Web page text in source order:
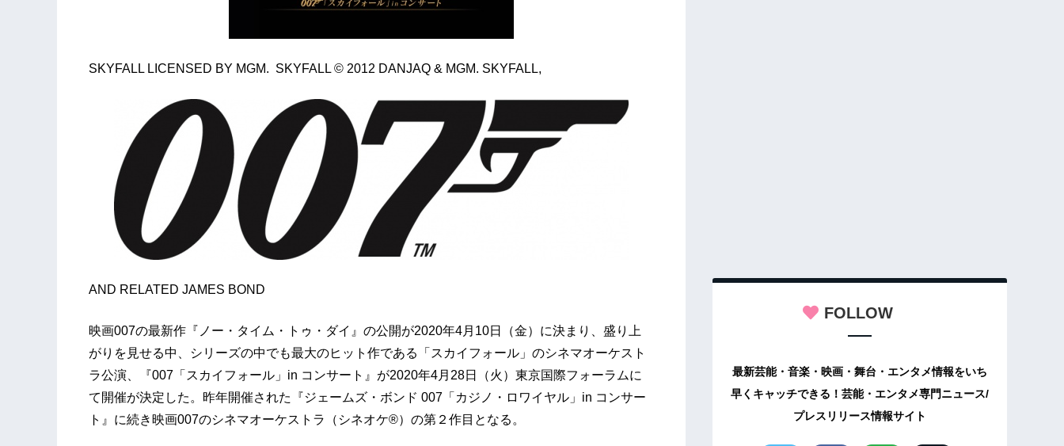
SKYFALL LICENSED BY MGM. SKYFALL © 2012 DANJAQ & MGM. SKYFALL,
AND RELATED JAMES BOND
映画007の最新作『ノー・タイム・トゥ・ダイ』の公開が2020年4月10日（金）に決まり、盛り上
がりを見せる中、シリーズの中でも最大のヒット作である「スカイフォール」のシネマオーケスト
ラ公演、『007「スカイフォール」in コンサート』が2020年4月28日（火）東京国際フォーラムに
て開催が決定した。昨年開催された『ジェームズ・ボンド 007「カジノ・ロワイヤル」in コンサー
ト』に続き映画007のシネマオーケストラ（シネオケ®）の第２作目となる。
FOLLOW
最新芸能・音楽・映画・舞台・エンタメ情報をいち
早くキャッチできる！芸能・エンタメ専門ニュース/
プレスリリース情報サイト